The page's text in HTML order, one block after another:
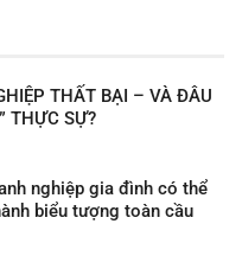
THẤT BẠI – VÀ ĐÂU
THỰC SỰ?
nghiệp gia đình có thể
biểu tượng toàn cầu